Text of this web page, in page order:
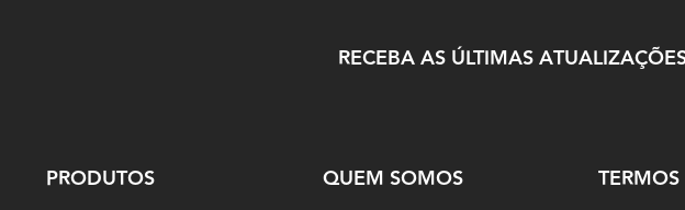
RECEBA AS ÚLTIMAS
PRODUTOS QUEM SOMOS